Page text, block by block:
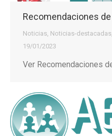
Recomendaciones de
Noticias Noticias-destacadas
19/01/2023
Ver Recomendaciones